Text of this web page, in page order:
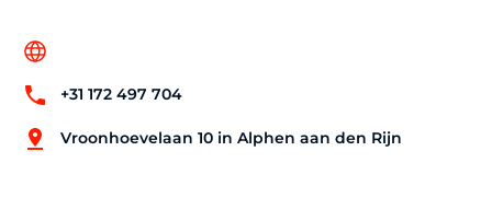
+31 172 497 704
Vroonhoevelaan 10 in Alphen aan den Rijn